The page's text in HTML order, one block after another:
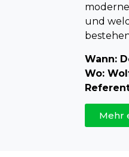
und
Wann:
Wo:
Mehr